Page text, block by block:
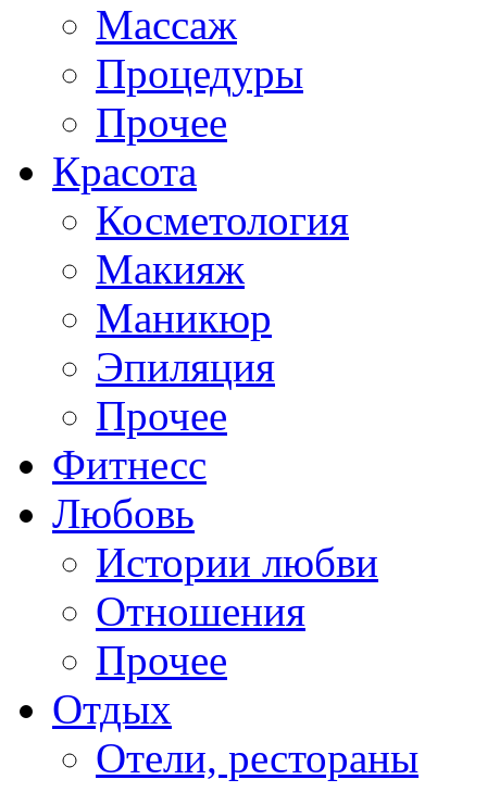
Массаж
Процедуры
Прочее
Красота
Косметология
Макияж
Маникюр
Эпиляция
Прочее
Фитнесс
Любовь
Истории любви
Отношения
Прочее
Отдых
Отели, рестораны